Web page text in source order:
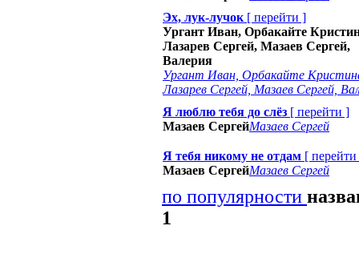
Эх, лук-лучок [ перейти ]
Ургант Иван, Орбакайте
Лазарев Сергей, Мазаев Сергей,
Валерия
Ургант Иван, Орбакайте
Лазарев Сергей, Мазаев Сергей,
Я люблю тебя до слёз [ перейти ]
Мазаев СергейМазаев Сергей
Я тебя никому не отдам [ перейти
Мазаев СергейМазаев Сергей
по популярности
1